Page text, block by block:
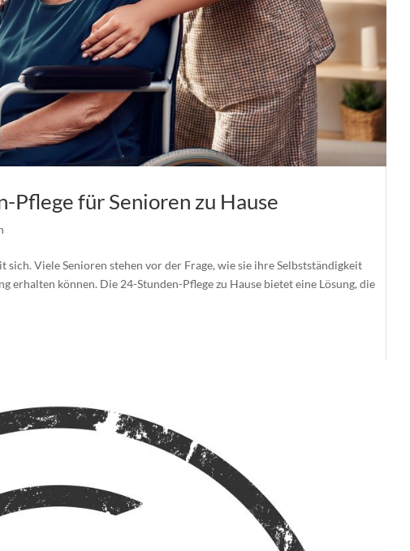
für Senioren zu Hause
Viele Senioren stehen vor der Frage, wie sie ihre Selbstständigkeit
erhalten können. Die 24-Stunden-Pflege zu Hause bietet eine Lösung, die